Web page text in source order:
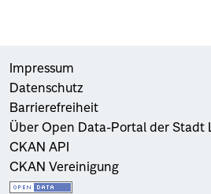
Impressum
Datenschutz
Barrierefreiheit
Über Open Data-Portal der Stadt
CKAN API
CKAN Vereinigung